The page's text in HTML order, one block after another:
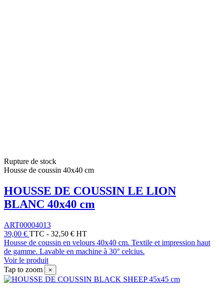
Rupture de stock
Housse de coussin 40x40 cm
HOUSSE DE COUSSIN LE LION
BLANC 40x40 cm
ART00004013
39,00 € TTC - 32,50 € HT
Housse de coussin en velours 40x40 cm. Textile et impression haut
de gamme. Lavable en machine à 30° celcius.
Voir le produit
Tap to zoom
×